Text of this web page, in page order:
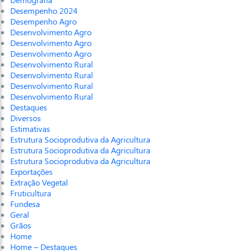
Desempenho 2024
Desempenho Agro
Desenvolvimento Agro
Desenvolvimento Agro
Desenvolvimento Agro
Desenvolvimento Rural
Desenvolvimento Rural
Desenvolvimento Rural
Desenvolvimento Rural
Destaques
Diversos
Estimativas
Estrutura Socioprodutiva da Agricultura
Estrutura Socioprodutiva da Agricultura
Estrutura Socioprodutiva da Agricultura
Exportações
Extração Vegetal
Fruticultura
Fundesa
Geral
Grãos
Home
Home – Destaques